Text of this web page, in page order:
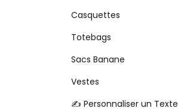
Casquettes
Totebags
Sacs Banane
Vestes
✍️ Personnaliser un Texte